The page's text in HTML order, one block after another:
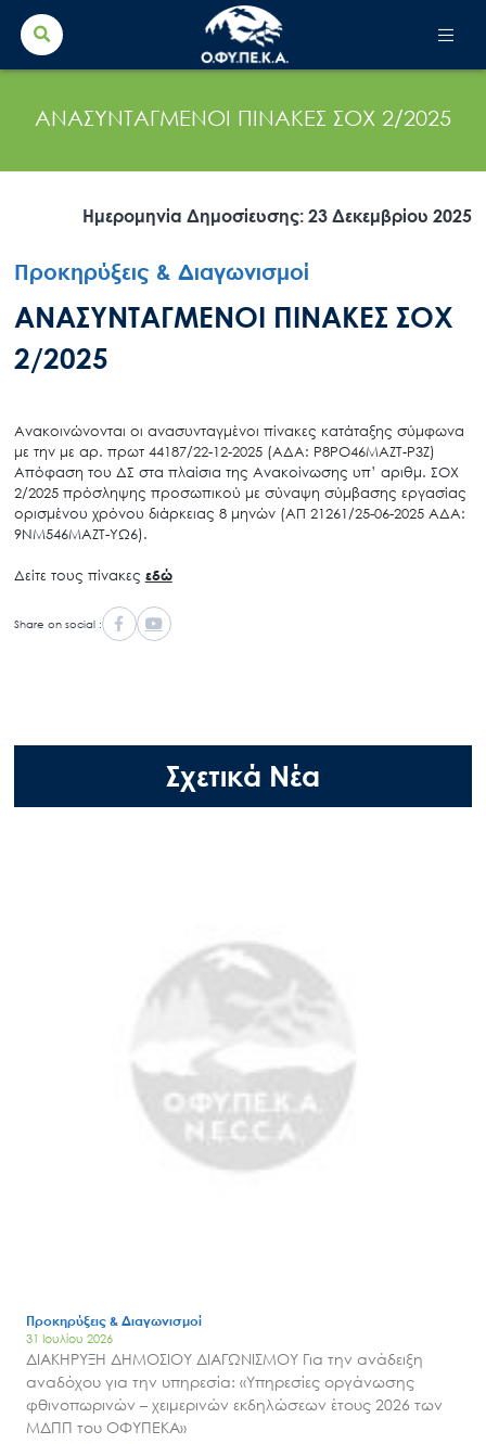
Search
for:
ΑΝΑΣΥΝΤΑΓΜΕΝΟΙ ΠΙΝΑΚΕΣ ΣΟΧ 2/2025
Ημερομηνία Δημοσίευσης: 23 Δεκεμβρίου 2025
Προκηρύξεις & Διαγωνισμοί
ΑΝΑΣΥΝΤΑΓΜΕΝΟΙ ΠΙΝΑΚΕΣ ΣΟΧ
2/2025
Ανακοινώνονται οι ανασυνταγμένοι πίνακες κατάταξης σύμφωνα
με την με αρ. πρωτ 44187/22-12-2025 (ΑΔΑ: Ρ8ΡΟ46ΜΑΖΤ-Ρ3Ζ)
Απόφαση του ΔΣ στα πλαίσια της Ανακοίνωσης υπ’ αριθμ. ΣΟΧ
2/2025 πρόσληψης προσωπικού με σύναψη σύμβασης εργασίας
ορισμένου χρόνου διάρκειας 8 μηνών (ΑΠ 21261/25-06-2025 ΑΔΑ:
9ΝΜ546ΜΑΖΤ-ΥΩ6).
Δείτε τους πίνακες εδώ
Share on social :
Σχετικά Νέα
Προκηρύξεις & Διαγωνισμοί
31 Ιουλίου 2026
ΔΙΑΚΗΡΥΞΗ ΔΗΜΟΣΙΟΥ ΔΙΑΓΩΝΙΣΜΟΥ Για την ανάδειξη
αναδόχου για την υπηρεσία: «Υπηρεσίες οργάνωσης
φθινοπωρινών – χειμερινών εκδηλώσεων έτους 2026 των
ΜΔΠΠ του ΟΦΥΠΕΚΑ»